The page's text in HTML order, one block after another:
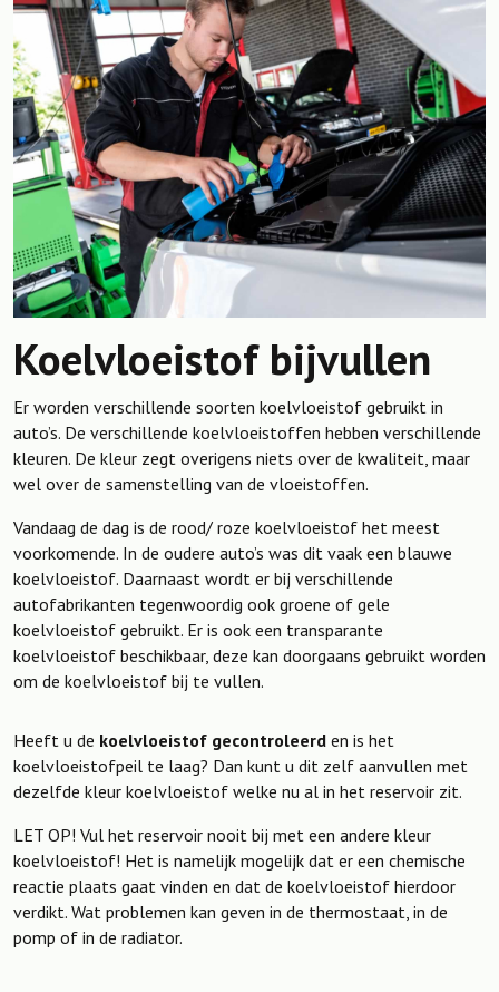
Koelvloeistof bijvullen
Er worden verschillende soorten koelvloeistof gebruikt in
auto’s. De verschillende koelvloeistoffen hebben verschillende
kleuren. De kleur zegt overigens niets over de kwaliteit, maar
wel over de samenstelling van de vloeistoffen.
Vandaag de dag is de rood/ roze koelvloeistof het meest
voorkomende. In de oudere auto’s was dit vaak een blauwe
koelvloeistof. Daarnaast wordt er bij verschillende
autofabrikanten tegenwoordig ook groene of gele
koelvloeistof gebruikt. Er is ook een transparante
koelvloeistof beschikbaar, deze kan doorgaans gebruikt worden
om de koelvloeistof bij te vullen.
Heeft u de koelvloeistof gecontroleerd en is het
koelvloeistofpeil te laag? Dan kunt u dit zelf aanvullen met
dezelfde kleur koelvloeistof welke nu al in het reservoir zit.
LET OP! Vul het reservoir nooit bij met een andere kleur
koelvloeistof! Het is namelijk mogelijk dat er een chemische
reactie plaats gaat vinden en dat de koelvloeistof hierdoor
verdikt. Wat problemen kan geven in de thermostaat, in de
pomp of in de radiator.